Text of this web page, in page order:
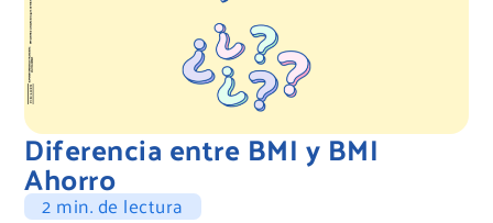
Diferencia entre BMI y BMI
Ahorro
2 min. de lectura